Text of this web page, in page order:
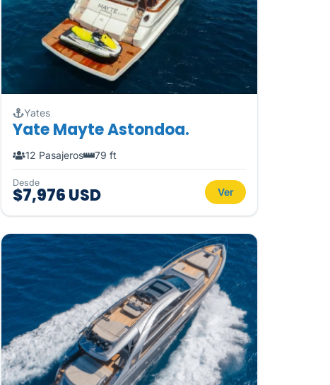
Yates
Yate Mayte Astondoa.
12 Pasajeros 79 ft
Desde
$7,976 USD Ver